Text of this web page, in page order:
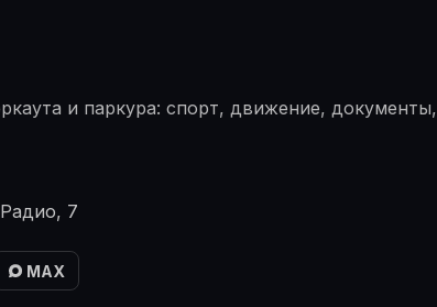
и паркура: спорт, движение, документы,
7
MAX